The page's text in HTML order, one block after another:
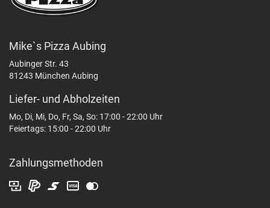
Mike`s Pizza Aubing
Aubinger Str. 43
81243 München Aubing
Liefer- und Abholzeiten
Mo, Di, Mi, Do, Fr, Sa, So: 17:00 - 22:00 Uhr
Feiertags: 15:00 - 22:00 Uhr
Zahlungsmethoden